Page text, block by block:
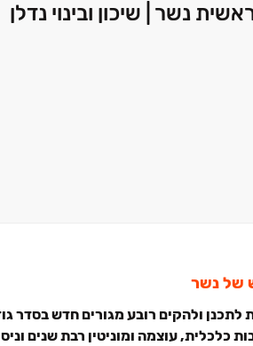
של נשר
כלכלית, עוצמה ומוניטין רבת שנים